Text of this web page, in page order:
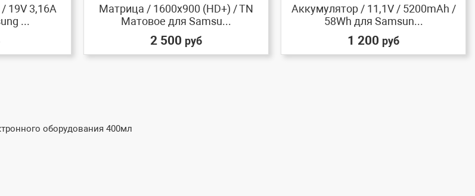
19V 3,16A
...
Матрица / 1600x900 (HD+) / TN
Матовое для Samsu...
2 500 руб
Аккумулятор / 11,1V / 5200mAh /
58Wh для Samsun...
1 200 руб